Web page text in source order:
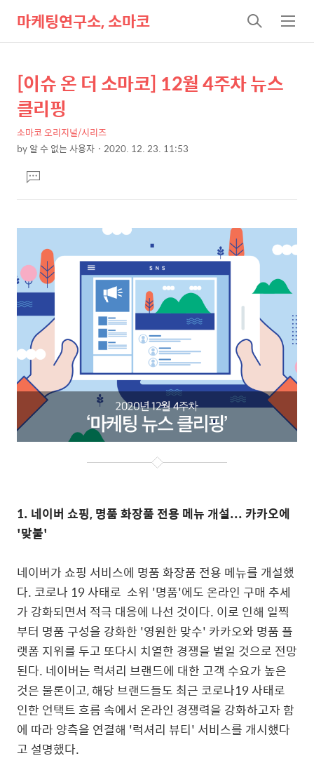
마케팅연구소, 소마코
검
색
메
뉴
상
세
컨
텐
본
문
제
목
[이슈 온 더 소마코] 12월 4주차 뉴스
클리핑
소마코 오리지널/시리즈
by알 수 없는 사용자 2020. 12. 23. 11:53
문댓
글
1. 네이버 쇼핑, 명품 화장품 전용 메뉴 개설... 카카오에
'맞불'
네이버가 쇼핑 서비스에 명품 화장품 전용 메뉴를 개설했
다. 코로나 19 사태로 소위 '명품'에도 온라인 구매 추세
가 강화되면서 적극 대응에 나선 것이다. 이로 인해 일찍
부터 명품 구성을 강화한 '영원한 맞수' 카카오와 명품 플
랫폼 지위를 두고 또다시 치열한 경쟁을 벌일 것으로 전망
된다. 네이버는 럭셔리 브랜드에 대한 고객 수요가 높은
것은 물론이고, 해당 브랜드들도 최근 코로나19 사태로
인한 언택트 흐름 속에서 온라인 경쟁력을 강화하고자 함
에 따라 양측을 연결해 '럭셔리 뷰티' 서비스를 개시했다
고 설명했다.